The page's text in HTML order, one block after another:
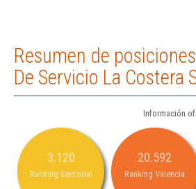
Resumen de
De Servicio La Costera
Información
3.120
Ranking Sectorial
20.592
Ranking Valencia